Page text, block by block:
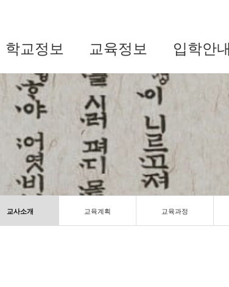
학교정보 교육정보 입학안내
교사소개 교육계획 교육과정